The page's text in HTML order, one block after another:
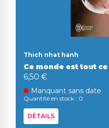
Thich nhat hanh
Ce monde est tout
6,50 €
Manquant sans date
Quantité en stock : 0
DÉTAILS